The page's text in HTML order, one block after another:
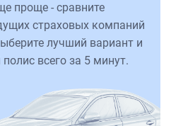
проще - сравните
страховых компаний
лучший вариант и
всего за 5 минут.